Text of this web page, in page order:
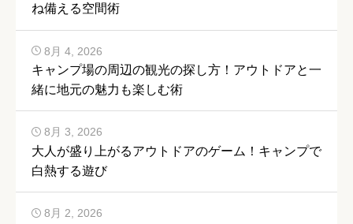
ね備える空間術
キャンプ場の周辺の観光の探し方！アウトドアと一
緒に地元の魅力も楽しむ術
8月 4, 2026
大人が盛り上がるアウトドアのゲーム！キャンプで
白熱する遊び
8月 3, 2026
8月 2, 2026